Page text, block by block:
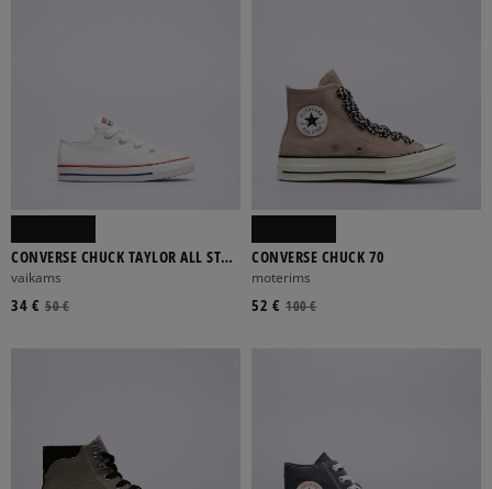
CONVERSE CHUCK TAYLOR ALL STAR
OX ALL STAR
vaikams
50 €
34 €
CONVERSE CHUCK 70
moterims
100 €
52 €